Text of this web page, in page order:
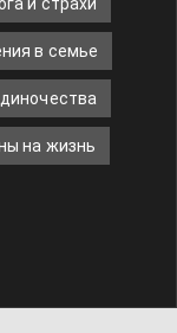
в семье
на жизнь